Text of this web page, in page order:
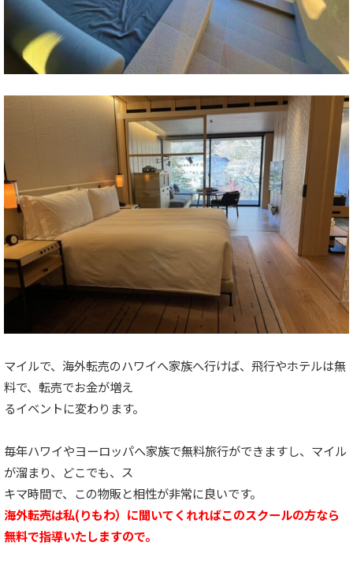
マイルで、海外転売のハワイへ家族へ行けば、飛行やホテルは無
料で、転売でお金が増え
るイベントに変わります。
毎年ハワイやヨーロッパへ家族で無料旅行ができますし、マイル
が溜まり、どこでも、ス
キマ時間で、この物販と相性が非常に良いです。
海外転売は私(りもわ）に聞いてくれればこのスクールの方なら
無料で指導いたしますので。